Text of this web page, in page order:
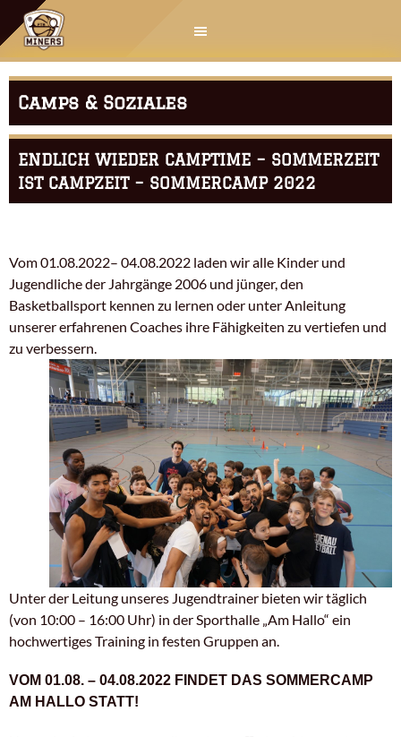
Springe
zum
Inhalt
Camps & Soziales
ENDLICH WIEDER CAMPTIME – SOMMERZEIT
IST CAMPZEIT – SOMMERCAMP 2022
Vom 01.08.2022– 04.08.2022 laden wir alle Kinder und
Jugendliche der Jahrgänge 2006 und jünger, den
Basketballsport kennen zu lernen oder unter Anleitung
unserer erfahrenen Coaches ihre Fähigkeiten zu vertiefen und
zu verbessern.
Unter der Leitung unseres Jugendtrainer bieten wir täglich
(von 10:00 – 16:00 Uhr) in der Sporthalle „Am Hallo“ ein
hochwertiges Training in festen Gruppen an.
VOM 01.08. – 04.08.2022 FINDET DAS SOMMERCAMP
AM HALLO STATT!